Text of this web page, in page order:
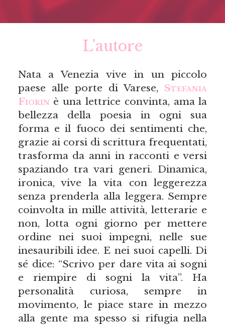
L’autore
Nata a Venezia vive in un piccolo
paese alle porte di Varese, Stefania
Fiorinè una lettrice convinta, ama la
bellezza della poesia in ogni sua
forma e il fuoco dei sentimenti che,
grazie ai corsi di scrittura frequentati,
trasforma da anni in racconti e versi
spaziando tra vari generi. Dinamica,
ironica, vive la vita con leggerezza
senza prenderla alla leggera. Sempre
coinvolta in mille attività, letterarie e
non, lotta ogni giorno per mettere
ordine nei suoi impegni, nelle sue
inesauribili idee. E nei suoi capelli. Di
sé dice: “Scrivo per dare vita ai sogni
e riempire di sogni la vita”. Ha
personalità curiosa, sempre in
movimento, le piace stare in mezzo
alla gente ma spesso si rifugia nella